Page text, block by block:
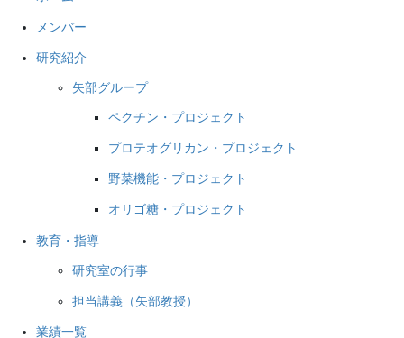
メンバー
研究紹介
矢部グループ
ペクチン・プロジェクト
プロテオグリカン・プロジェクト
野菜機能・プロジェクト
オリゴ糖・プロジェクト
教育・指導
研究室の行事
担当講義（矢部教授）
業績一覧